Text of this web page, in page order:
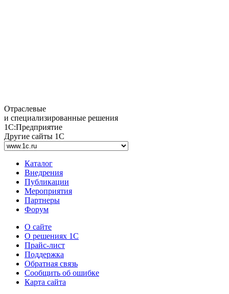
Отраслевые
и специализированные решения
1С:Предприятие
Другие сайты 1С
Каталог
Внедрения
Публикации
Мероприятия
Партнеры
Форум
О сайте
О решениях 1С
Прайс-лист
Поддержка
Обратная связь
Сообщить об ошибке
Карта сайта